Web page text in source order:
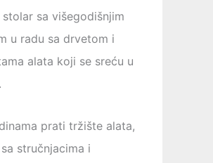
stolar sa višegodišnjim
u radu sa drvetom i
alata koji se sreću u
prati tržište alata,
stručnjacima i